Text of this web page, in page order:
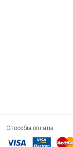
Способы оплаты